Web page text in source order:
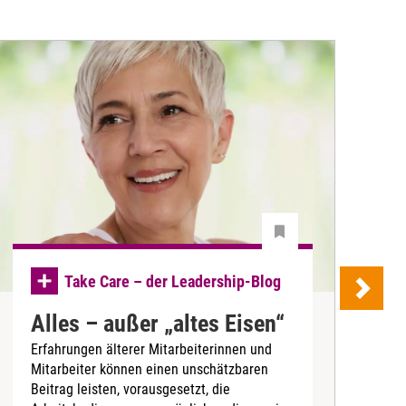
Take Care – der Leadership-Blog
Alles – außer „altes Eisen“
Erfahrungen älterer Mitarbeiterinnen und
Mitarbeiter können einen unschätzbaren
Beitrag leisten, vorausgesetzt, die